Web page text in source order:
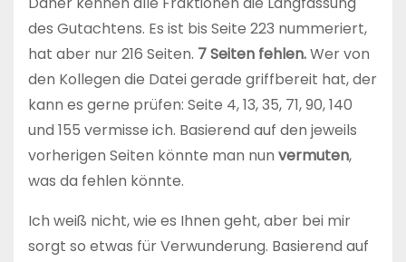
des Gutachtens. Es ist bis Seite 223 nummeriert,
hat aber nur 216 Seiten. 7 Seiten fehlen.Wer von
den Kollegen die Datei gerade griffbereit hat, der
kann es gerne prüfen: Seite 4, 13, 35, 71, 90, 140
und 155 vermisse ich. Basierend auf den jeweils
vorherigen Seiten könnte man nun vermuten,
was da fehlen könnte.
Ich weiß nicht, wie es Ihnen geht, aber bei mir
sorgt so etwas für Verwunderung. Basierend auf